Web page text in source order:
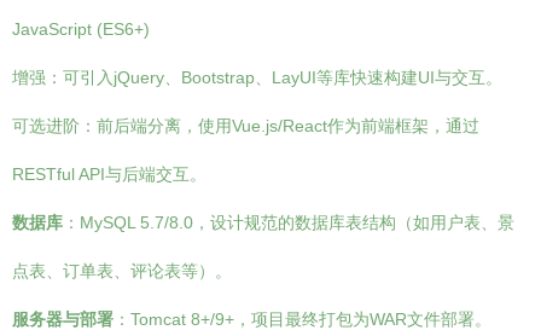
JavaScript (ES6+)
增强：可引入jQuery、Bootstrap、LayUI等库快速构建UI与交互。
可选进阶：前后端分离，使用Vue.js/React作为前端框架，通过
RESTful API与后端交互。
数据库 ：MySQL 5.7/8.0，设计规范的数据库表结构（如用户表、景
点表、订单表、评论表等）。
服务器与部署 ：Tomcat 8+/9+，项目最终打包为WAR文件部署。